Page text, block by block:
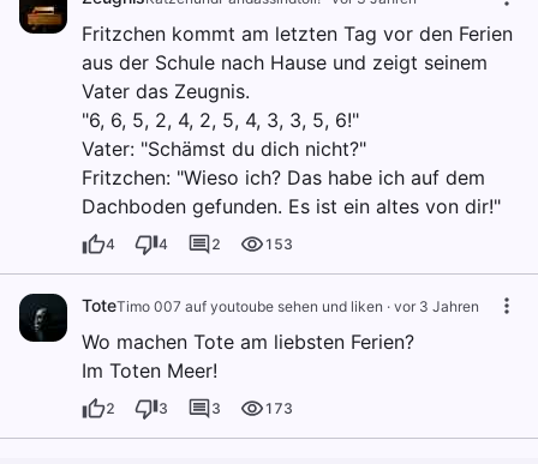
Fritzchen kommt am letzten Tag vor den Ferien
aus der Schule nach Hause und zeigt seinem
Vater das Zeugnis.
"6, 6, 5, 2, 4, 2, 5, 4, 3, 3, 5, 6!"
Vater: "Schämst du dich nicht?"
Fritzchen: "Wieso ich? Das habe ich auf dem
Dachboden gefunden. Es ist ein altes von dir!"
4 4 2 153
ToteTimo 007 auf youtoube sehen und liken · vor 3 Jahren
Wo machen Tote am liebsten Ferien?
Im Toten Meer!
2 3 3 173